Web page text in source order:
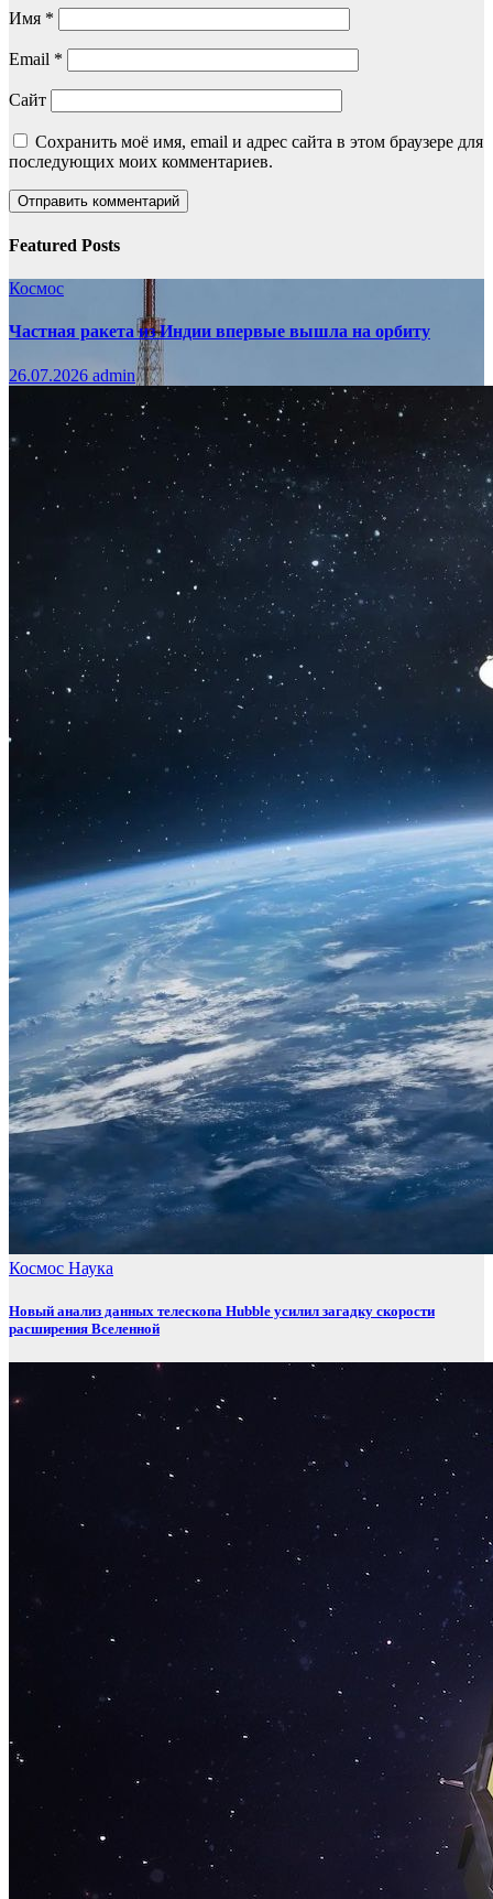
Имя *
Email *
Сайт
Сохранить моё имя, email и адрес сайта в этом браузере для
последующих моих комментариев.
Featured Posts
Космос
Частная ракета из Индии впервые вышла на орбиту
26.07.2026 admin
Космос Наука
Новый анализ данных телескопа Hubble усилил загадку скорости
расширения Вселенной